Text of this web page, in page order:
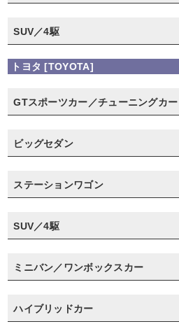
SUV／4駆
トヨタ [TOYOTA]
GTスポーツカー／チューニングカー
ビッグセダン
ステーションワゴン
SUV／4駆
ミニバン／ワンボックスカー
ハイブリッドカー